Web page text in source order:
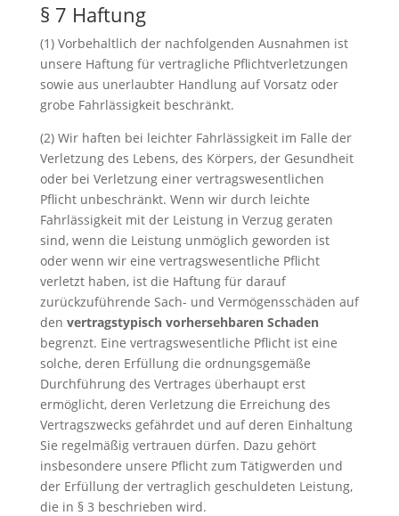
§ 7 Haftung
(1) Vorbehaltlich der nachfolgenden Ausnahmen ist
unsere Haftung für vertragliche Pflichtverletzungen
sowie aus unerlaubter Handlung auf Vorsatz oder
grobe Fahrlässigkeit beschränkt.
(2) Wir haften bei leichter Fahrlässigkeit im Falle der
Verletzung des Lebens, des Körpers, der Gesundheit
oder bei Verletzung einer vertragswesentlichen
Pflicht unbeschränkt. Wenn wir durch leichte
Fahrlässigkeit mit der Leistung in Verzug geraten
sind, wenn die Leistung unmöglich geworden ist
oder wenn wir eine vertragswesentliche Pflicht
verletzt haben, ist die Haftung für darauf
zurückzuführende Sach- und Vermögensschäden auf
den vertragstypisch vorhersehbaren Schaden
begrenzt. Eine vertragswesentliche Pflicht ist eine
solche, deren Erfüllung die ordnungsgemäße
Durchführung des Vertrages überhaupt erst
ermöglicht, deren Verletzung die Erreichung des
Vertragszwecks gefährdet und auf deren Einhaltung
Sie regelmäßig vertrauen dürfen. Dazu gehört
insbesondere unsere Pflicht zum Tätigwerden und
der Erfüllung der vertraglich geschuldeten Leistung,
die in § 3 beschrieben wird.